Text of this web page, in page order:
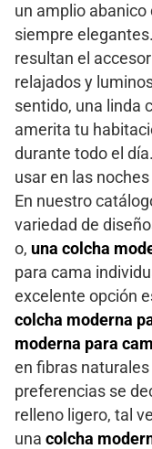
un amplio
siempre
resultan el
relajados y
sentido, una linda
amerita tu
durante todo el
usar en las
En nuestro
variedad de
o, una colcha
para cama
excelente opción
colcha moderna
moderna para
en fibras
preferencias se
relleno ligero, tal
una colcha